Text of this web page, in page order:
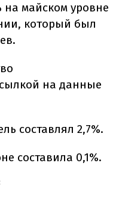
на майском уровне
который был
на данные
составлял 2,7%.
составила 0,1%.